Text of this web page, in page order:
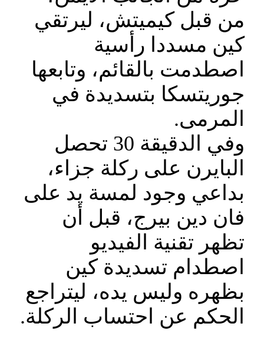
من قبل كيميتش، ليرتقي
كين مسددا رأسية
اصطدمت بالقائم، وتابعها
جوريتسكا بتسديدة في
المرمى.
وفي الدقيقة 30 تحصل
البايرن على ركلة جزاء،
بداعي وجود لمسة يد على
فان دين بيرج، قبل أن
تظهر تقنية الفيديو
اصطدام تسديدة كين
بظهره وليس يده، ليتراجع
الحكم عن احتساب الركلة.